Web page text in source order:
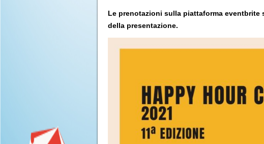
Le prenotazioni sulla piattaforma
della presentazione.